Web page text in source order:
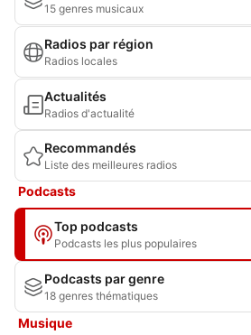
15 genres musicaux
Radios par région
Radios locales
Actualités
Radios d'actualité
Recommandés
Liste des meilleures radios
Podcasts
Top podcasts
Podcasts les plus populaires
Podcasts par genre
18 genres thématiques
Musique